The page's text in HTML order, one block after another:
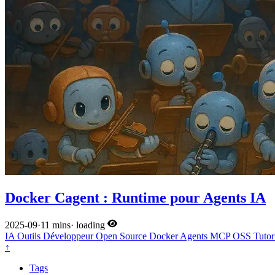
Docker Cagent : Runtime pour Agents IA
2025-09·11 mins· loading
IA Outils DéveloppeurOpen Source DockerAgents MCPOSS
↑
Tags